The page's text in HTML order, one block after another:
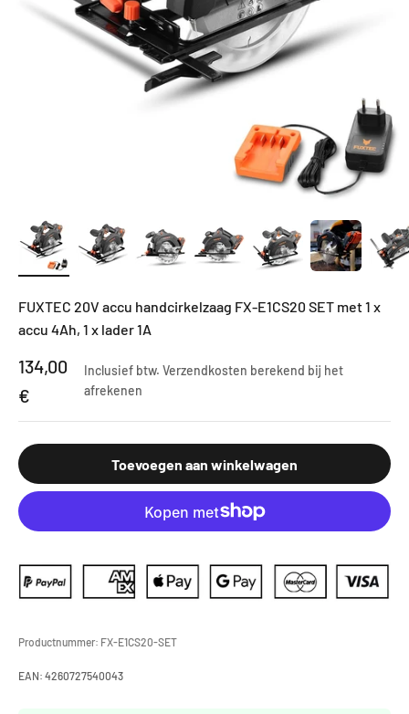
FUXTEC 20V accu handcirkelzaag FX-E1CS20 SET met 1 x
accu 4Ah, 1 x lader 1A
Aanbiedingsprijs
134,00
€
Inclusief btw. Verzendkosten berekend bij het
afrekenen
Toevoegen aan winkelwagen
Productnummer: FX-E1CS20-SET
EAN: 4260727540043